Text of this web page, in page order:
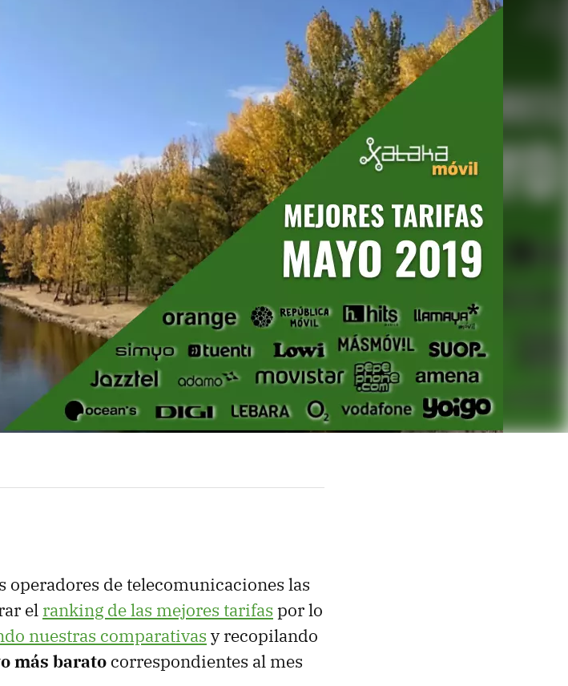
operadores de telecomunicaciones las
el ranking de las mejores tarifas por lo
nuestras comparativas y recopilando
más barato correspondientes al mes